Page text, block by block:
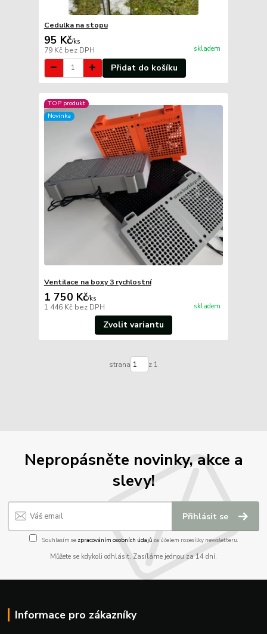
Cedulka na stopu
95 Kč/ks
79 Kč bez DPH skladem
Přidat do košíku
TOP produkt
Novinka
Ventilace na boxy 3 rychlostní
1 750 Kč/ks
1 446 Kč bez DPH skladem
Zvolit variantu
strana z 1
Nepropásněte novinky, akce a
slevy!
Přihlásit se
Souhlasím se zpracováním osobních údajůza účelem rozesílky newsletteru.
Můžete se kdykoli odhlásit. Zasíláme jednou za 14 dní.
Informace pro zákazníky